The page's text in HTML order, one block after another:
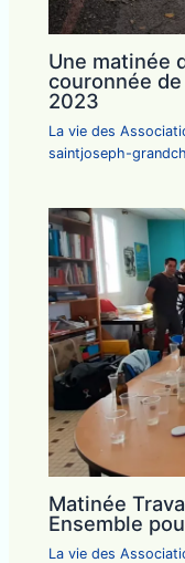
Une matinée
couronnée
2023
La vie des
saintjoseph-
Matinée
Ensemble
La vie des